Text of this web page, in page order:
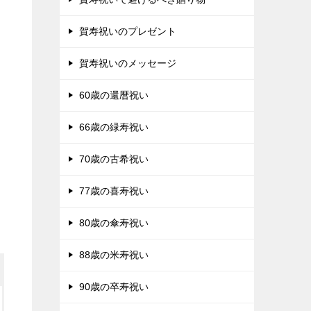
賀寿祝いのプレゼント
賀寿祝いのメッセージ
60歳の還暦祝い
66歳の緑寿祝い
70歳の古希祝い
77歳の喜寿祝い
80歳の傘寿祝い
88歳の米寿祝い
90歳の卒寿祝い